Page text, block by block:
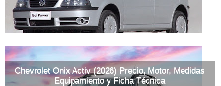
Chevrolet Onix Activ (2026) Precio, Motor, Medidas
Equipamiento y Ficha Técnica